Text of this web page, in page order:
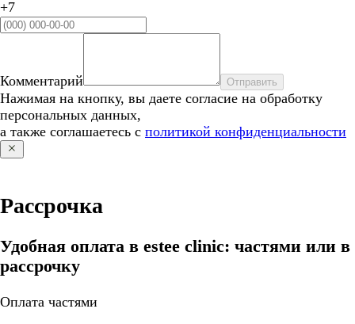
+7
Комментарий Отправить
Нажимая на кнопку, вы даете согласие на обработку
персональных данных,
а также соглашаетесь с политикой конфиденциальности
Рассрочка
Удобная оплата в estee clinic: частями или в
рассрочку
Оплата частями